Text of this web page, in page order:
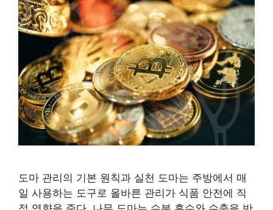
도마 관리의 기본 원칙과 실천 도마는 주방에서 매
일 사용하는 도구로 올바른 관리가 식품 안전에 직